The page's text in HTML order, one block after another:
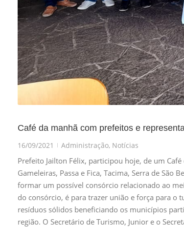
Café da manhã com prefeitos e
16/09/2021 | Administração, Notícias
Prefeito Jailton Félix, participou hoje, de um
Gameleiras, Passa e Fica, Tacima, Serra de São
formar um possível consórcio relacionado ao
do consórcio, é para trazer união e força para o
resíduos sólidos beneficiando os municípios
região. O Secretário de Turismo, Junior e o